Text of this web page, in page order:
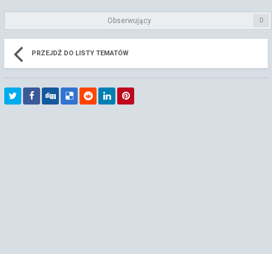
Obserwujący 0
PRZEJDŹ DO LISTY TEMATÓW